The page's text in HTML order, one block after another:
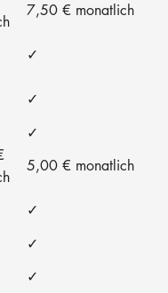
7,50 € monatlich
✓
✓
✓
5,00 € monatlich
✓
✓
✓